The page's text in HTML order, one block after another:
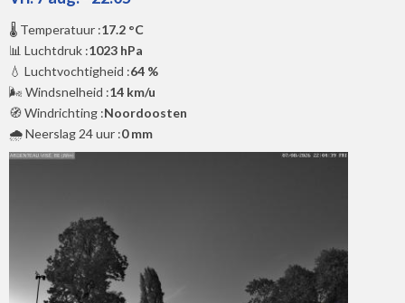
🌡️ Temperatuur :17.2 °C
📊 Luchtdruk :1023 hPa
💧 Luchtvochtigheid :64 %
🌬️ Windsnelheid :14 km/u
🧭 Windrichting :Noordoosten
🌧️ Neerslag 24 uur :0 mm